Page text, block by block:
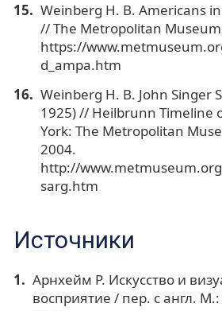
Weinberg H. B. Americans
// The Metropolitan
https://
d_ampa.htm
Weinberg H. B. John Singer
1925) // Heilbrunn Timeline
York: The Metropolitan
2004.
http://
sarg.htm
Источники
Арнхейм Р. Искусство и
восприятие / пер. с англ.